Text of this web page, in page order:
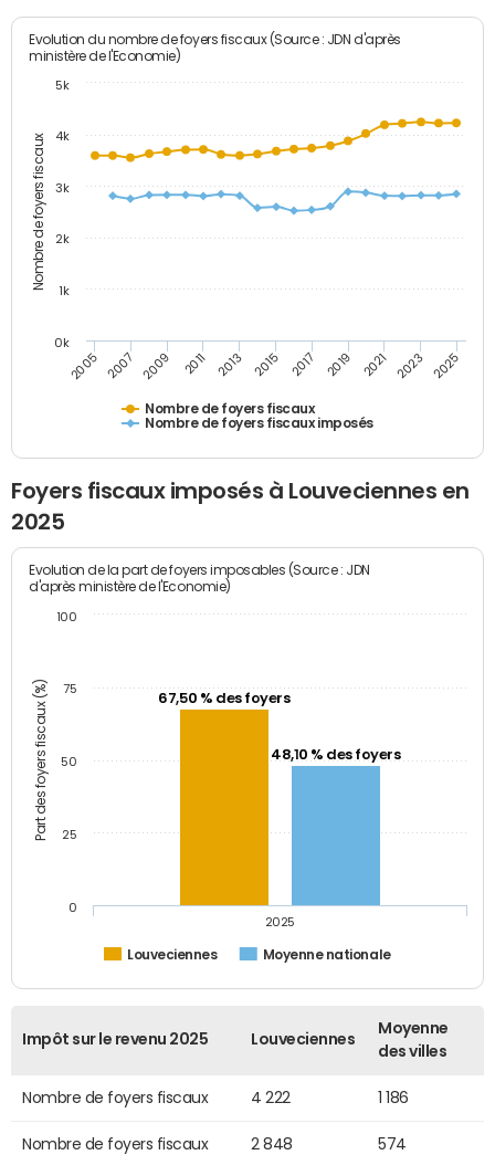
Nombre de foyers fiscaux
Evolution du nombre de foyers fiscaux (Source : JDN d'après
ministère de l'Economie)
Nombre de foyers fiscaux
Nombre de foyers fiscaux imposés
2005 2007 2009 2011 2013 2015 2017 2019 2021 2023 2025
0k
1k
2k
3k
4k
5k
Foyers fiscaux imposés à Louveciennes en
2025
Part des foyers fiscaux (%)
Evolution de la part de foyers imposables (Source : JDN
d'après ministère de l'Economie)
67,50 % des foyers
48,10 % des foyers
Louveciennes Moyenne nationale
2025
0
25
50
75
100
Impôt sur le revenu 2025 Louveciennes
Moyenne
des villes
Nombre de foyers fiscaux 4 222 1 186
Nombre de foyers fiscaux
2 848 574